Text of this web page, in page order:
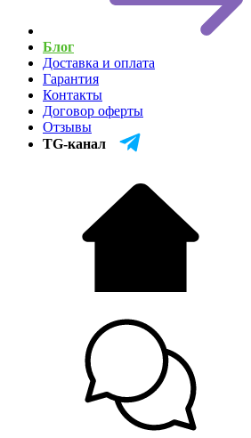
Блог
Доставка и оплата
Гарантия
Контакты
Договор оферты
Отзывы
TG-канал